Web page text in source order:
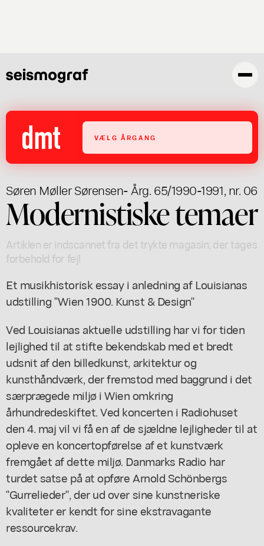
VÆLG ÅRGANG
Søren Møller Sørensen- Årg. 65/1990-1991, nr. 06
Modernistiske temaer
Artiklen er indscannet fra det trykte magasin; der tages
forbehold for fejl
Et musikhistorisk essay i anledning af Louisianas
udstilling "Wien 1900. Kunst & Design"
Ved Louisianas aktuelle udstilling har vi for tiden
lejlighed til at stifte bekendskab med et bredt
udsnit af den billedkunst, arkitektur og
kunsthåndværk, der fremstod med baggrund i det
særprægede miljø i Wien omkring
århundredeskiftet. Ved koncerten i Radiohuset
den 4. maj vil vi få en af de sjældne lejligheder til at
opleve en koncertopførelse af et kunstværk
fremgået af dette miljø. Danmarks Radio har
turdet satse på at opføre Arnold Schönbergs
"Gurrelieder", der ud over sine kunstneriske
kvaliteter er kendt for sine ekstravagante
ressourcekrav.